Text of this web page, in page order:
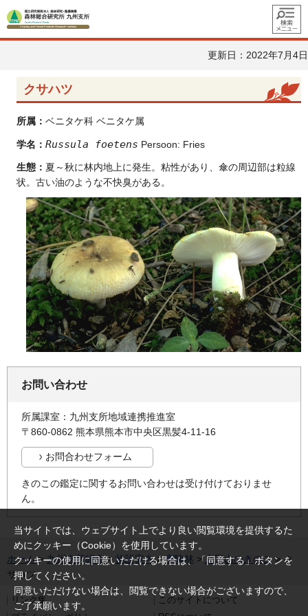
メニュ
ー
更新日：2022年7月4日
クサハツ
所属： ベニタケ科 ベニタケ属
学名： Russula foetens Persoon: Fries
生態： 夏～秋に林内地上に発生。粘性があり、傘の周辺部は粒線
状。古い油のような不快臭がある。
お問い合わせ
所属課室：九州支所地域連携推進室
〒860-0862 熊本県熊本市中央区黒髪4-11-16
きのこの鑑定に関するお問い合わせは受け付けておりませ
ん。
ホーム>九州支所紹介> 施設案内>実験林 >立田山のきのこ > ク
サハツ
リンク集
このサイトについて
当サイトでは、ウェブサイト上でより良い閲覧環境を提供するた
めにクッキー（Cookie）を使用しています。
クッキーの使用に同意いただける場合は、「同意する」ボタンを
押してください。
同意いただけない場合は、閲覧できない場合がございますので、
ご了承願います。